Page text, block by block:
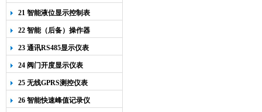
21 智能液位显示控制表
22 智能（后备）操作器
23 通讯RS485显示仪表
24 阀门开度显示仪表
25 无线GPRS测控仪表
26 智能快速峰值记录仪